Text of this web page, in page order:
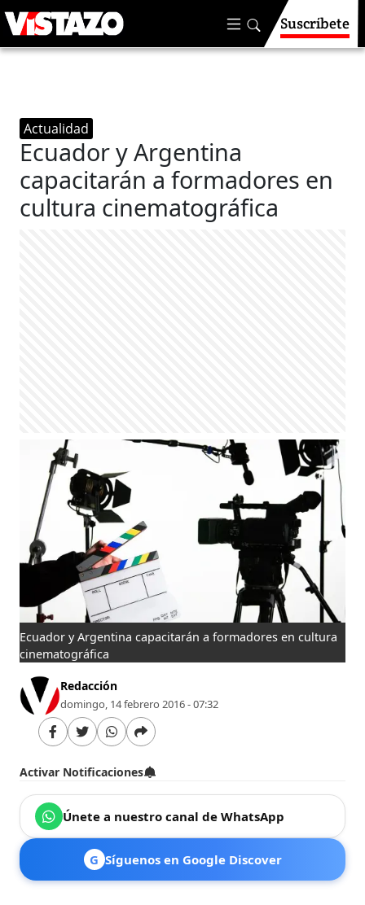
Suscríbete
Actualidad
Ecuador y Argentina
capacitarán a formadores en
cultura cinematográfica
Ecuador y Argentina capacitarán a formadores en cultura
cinematográfica
Redacción
domingo, 14 febrero 2016 - 07:32
Activar Notificaciones
Únete a nuestro canal de WhatsApp
G Síguenos en Google Discover